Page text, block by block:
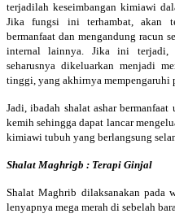
terjadilah keseimbangan kimiawi
Jika fungsi ini terhambat, akan
bermanfaat dan mengandung racun
internal lainnya. Jika ini terjadi,
seharusnya dikeluarkan menjadi
tinggi, yang akhirnya mempengaruhi
Jadi, ibadah shalat ashar
kemih sehingga dapat lancar
kimiawi tubuh yang berlangsung
Shalat Maghrigb : Terapi Ginjal
Shalat Maghrib dilaksanakan pada
lenyapnya mega merah di sebelah